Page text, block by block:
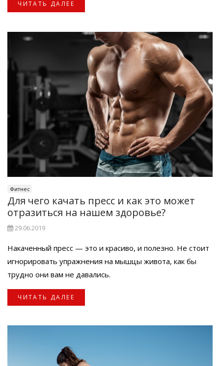
ЧИТАТЬ ДАЛЕЕ
Фитнес
Для чего качать пресс и как это может
отразиться на нашем здоровье?
29.06.2019
Накаченный пресс — это и красиво, и полезно. Не стоит
игнорировать упражнения на мышцы живота, как бы
трудно они вам не давались.
ЧИТАТЬ ДАЛЕЕ